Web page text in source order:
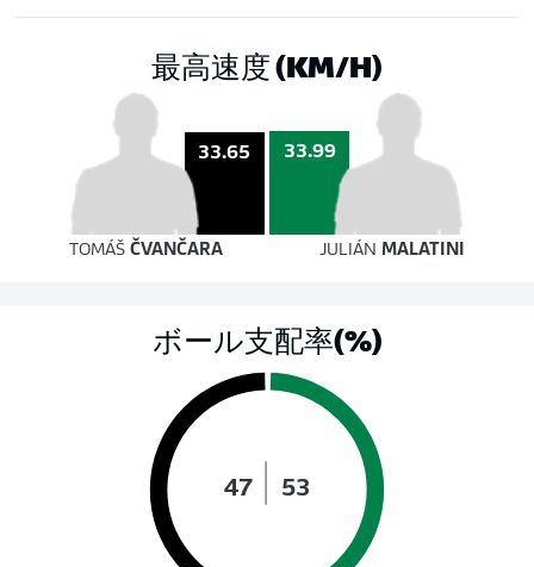
最高速度 (KM/H)
33.65 33.99
TOMÁŠ ČVANČARA JULIÁNMALATINI
ボール支配率(%)
47 53